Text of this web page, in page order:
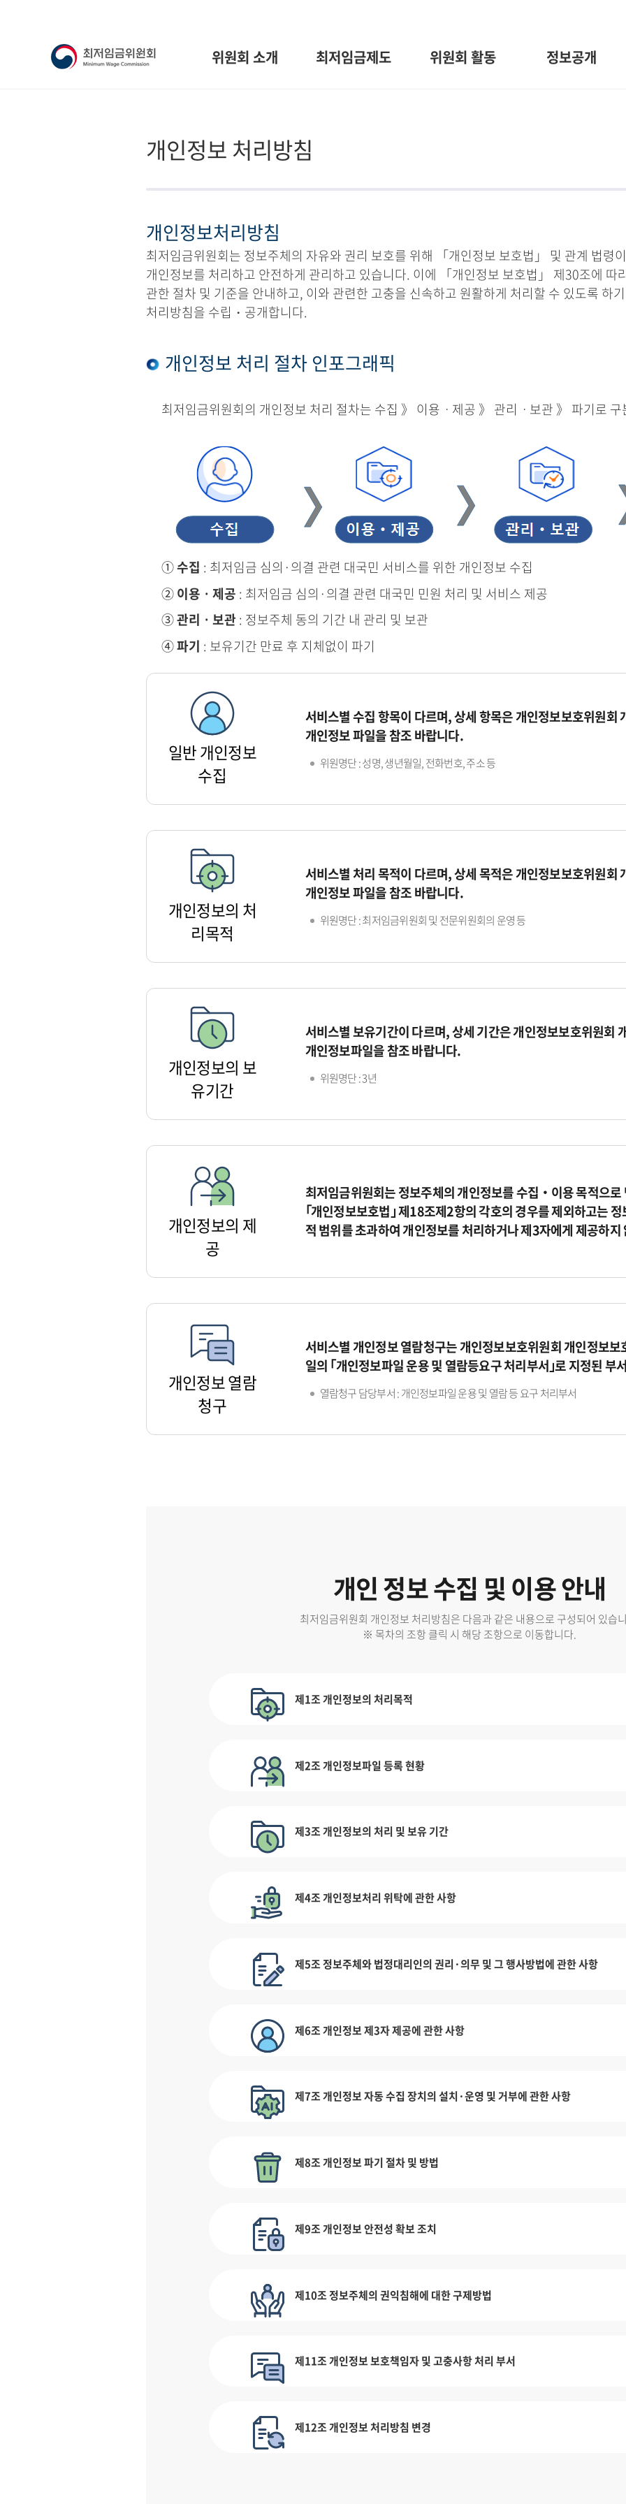
위원회 소개 최저임금제도 위원회 활동 정보공개
개인정보 처리방침
개인정보처리방침
최저임금위원회는 정보주체의 자유와 권리 보호를 위해 「개인정보 보호법」 및 관계 법령
개인정보를 처리하고 안전하게 관리하고 있습니다. 이에 「개인정보 보호법」 제30조에 따
관한 절차 및 기준을 안내하고, 이와 관련한 고충을 신속하고 원활하게 처리할 수 있도록 하
처리방침을 수립・공개합니다.
개인정보 처리 절차 인포그래픽
최저임금위원회의 개인정보 처리 절차는 수집 》 이용ㆍ제공 》 관리ㆍ보관 》 파기로
①수집 : 최저임금 심의·의결 관련 대국민 서비스를 위한 개인정보 수집
② 이용ㆍ제공 : 최저임금 심의·의결 관련 대국민 민원 처리 및 서비스 제공
③관리ㆍ보관 : 정보주체 동의 기간 내 관리 및 보관
④파기 : 보유기간 만료 후 지체없이 파기
일반 개인정보
수집
서비스별 수집 항목이 다르며, 상세 항목은 개인정보보호위원회
개인정보 파일을 참조 바랍니다.
위원명단 : 성명, 생년월일, 전화번호, 주소 등
개인정보의 처
리목적
서비스별 처리 목적이 다르며, 상세 목적은 개인정보보호위원회
개인정보 파일을 참조 바랍니다.
위원명단 : 최저임금위원회 및 전문위원회의 운영 등
개인정보의 보
유기간
서비스별 보유기간이 다르며, 상세 기간은 개인정보보호위원회
개인정보파일을 참조 바랍니다.
위원명단 : 3년
개인정보의 제
공
최저임금위원회는 정보주체의 개인정보를 수집‧이용 목적으로
｢개인정보보호법｣ 제18조제2항의 각호의 경우를 제외하고는
적 범위를 초과하여 개인정보를 처리하거나 제3자에게 제공하지
개인정보 열람
청구
서비스별 개인정보 열람청구는 개인정보보호위원회 개인정보
일의 ｢개인정보파일 운용 및 열람등요구 처리부서｣로 지정된 부
열람청구 담당부서 : 개인정보파일 운용 및 열람 등 요구 처리부서
개인 정보 수집 및 이용 안내
최저임금위원회 개인정보 처리방침은 다음과 같은 내용으로 구성되어 있습
※ 목차의 조항 클릭 시 해당 조항으로 이동합니다.
제1조 개인정보의 처리목적
제2조 개인정보파일 등록 현황
제3조 개인정보의 처리 및 보유 기간
제4조 개인정보처리 위탁에 관한 사항
제5조 정보주체와 법정대리인의 권리·의무 및 그 행사방법에 관한 사항
제6조 개인정보 제3자 제공에 관한 사항
제7조 개인정보 자동 수집 장치의 설치·운영 및 거부에 관한 사항
제8조 개인정보 파기 절차 및 방법
제9조 개인정보 안전성 확보 조치
제10조 정보주체의 권익침해에 대한 구제방법
제11조 개인정보 보호책임자 및 고충사항 처리 부서
제12조 개인정보 처리방침 변경